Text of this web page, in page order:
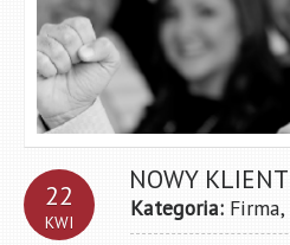
22
KWI
NOWY KLIENT
Kategoria: Firma,